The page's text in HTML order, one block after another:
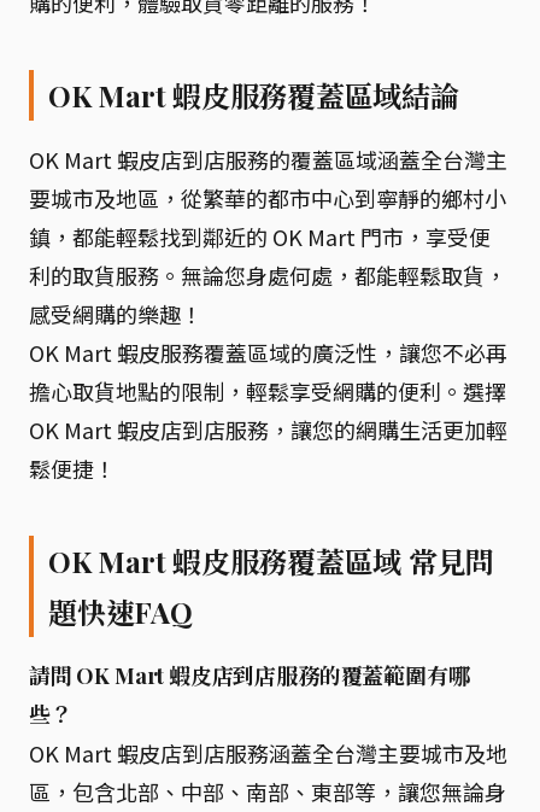
OK Mart 蝦皮服務覆蓋區域結論
OK Mart 蝦皮店到店服務的覆蓋區域涵蓋全台灣主
要城市及地區，從繁華的都市中心到寧靜的鄉村小
鎮，都能輕鬆找到鄰近的 OK Mart 門市，享受便
利的取貨服務。無論您身處何處，都能輕鬆取貨，
感受網購的樂趣！
OK Mart 蝦皮服務覆蓋區域的廣泛性，讓您不必再
擔心取貨地點的限制，輕鬆享受網購的便利。選擇
OK Mart 蝦皮店到店服務，讓您的網購生活更加輕
鬆便捷！
OK Mart 蝦皮服務覆蓋區域 常見問
題快速FAQ
請問 OK Mart 蝦皮店到店服務的覆蓋範圍有哪
些？
OK Mart 蝦皮店到店服務涵蓋全台灣主要城市及地
區，包含北部、中部、南部、東部等，讓您無論身